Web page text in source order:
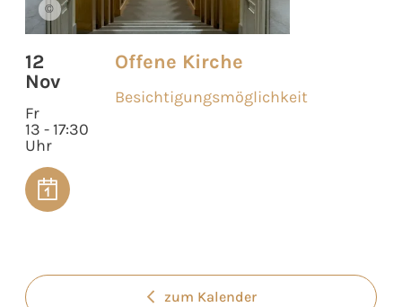
©
12
Nov
Fr
13 - 17:30
Uhr
Offene Kirche
Besichtigungsmöglichkeit
zum Kalender